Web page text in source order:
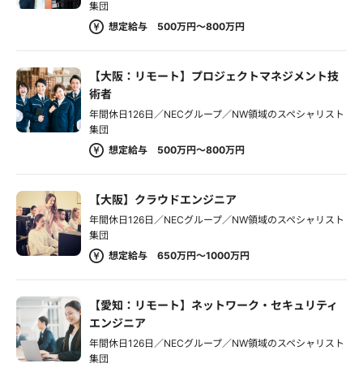
集団
想定給与 500万円～800万円
【大阪：リモート】プロジェクトマネジメント技
術者
年間休日126日／NECグループ／NW領域のスペシャリスト
集団
想定給与 500万円～800万円
【大阪】クラウドエンジニア
年間休日126日／NECグループ／NW領域のスペシャリスト
集団
想定給与 650万円～1000万円
【愛知：リモート】ネットワーク・セキュリティ
エンジニア
年間休日126日／NECグループ／NW領域のスペシャリスト
集団